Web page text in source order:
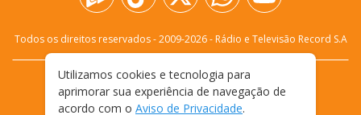
Todos os direitos reservados - 2009-2026- Rádio e Televisão Record S.A
FALE CONOSCO
PRIVACIDADE
TERMOS E CONDIÇÕES DE USO
Utilizamos cookies e tecnologia para
aprimorar sua experiência de navegação de
acordo com o Aviso de Privacidade.